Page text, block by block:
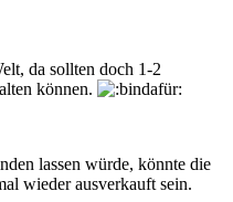
da sollten doch 1-2
können.
lassen würde, könnte die
wieder ausverkauft sein.